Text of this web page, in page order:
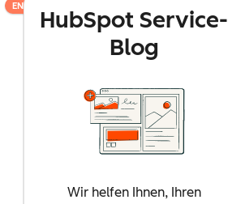
EN
HubSpot Service-
Blog
Wir helfen Ihnen, Ihren